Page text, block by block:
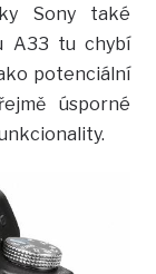
Sony také
A33 tu chybí
potenciální
úsporné